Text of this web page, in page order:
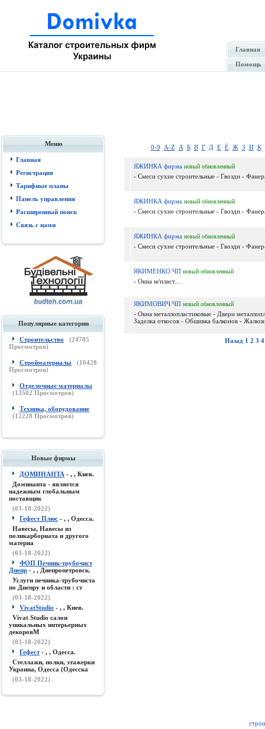
Главная
Помощь
Меню
Главная
Регистрация
Тарифные планы
Панель управления
Расширенный поиск
Связь с нами
Популярные категории
Строительство (24785
Просмотров)
Стройматериалы (16428
Просмотров)
Отделочные материалы
(13502 Просмотров)
Техника, оборудование
(12228 Просмотров)
Новые фирмы
ДОМИНАНТА - , , Киев.
Доминанта - является
надежным глобальным
поставщик
(03-18-2022)
Гефест Плюс - , , Одесса.
Навесы, Навесы из
поликарборната и другого
материа
(03-18-2022)
ФОП Печник-трубочист
Днепр - , , Днепропетровск.
Услуги печника-трубочиста
по Днепру и области : ст
(03-18-2022)
VivatStudio - , , Киев.
Vivat Studio салон
уникальных интерьерных
декоровМ
(03-18-2022)
Гефест- , , Одесса.
Стеллажи, полки, этажерки
Украина, Одесса (Одесска
(03-18-2022)
0-9 A-Z А Б В Г Д Е Ё Ж З И К
ЯЖИНКА фирма новый обновленный
- Смеси сухие строительные - Гвозди -
ЯЖИНКА фирма новый обновленный
- Смеси сухие строительные - Гвозди -
ЯЖИНКА фирма новый обновленный
- Смеси сухие строительные - Гвозди -
ЯКИМЕНКО ЧП новый обновленный
- Окна м/пласт....
ЯКИМОВИЧ ЧП новый обновленный
- Окна металлопластиковые - Двери
Заделка откосов - Обшивка балконов -
Назад 1 2 3 4